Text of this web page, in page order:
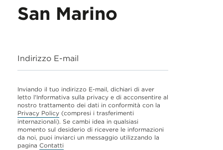
San Marino
Indirizzo E-mail
Inviando il tuo indirizzo E-mail, dichiari di aver
letto l'Informativa sulla privacy e di acconsentire al
nostro trattamento dei dati in conformità con la
Privacy Policy (compresi i trasferimenti
internazionali). Se cambi idea in qualsiasi
momento sul desiderio di ricevere le informazioni
da noi, puoi inviarci un messaggio utilizzando la
pagina Contatti